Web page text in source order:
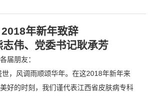
2018年新年致辞
志伟、党委书记耿承芳
届朋友：
风调雨顺颂华年。在这2018年新年来
好的时刻，我们谨代表江西省皮肤病专科